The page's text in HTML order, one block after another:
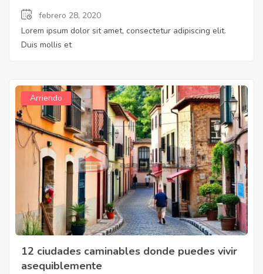
febrero 28, 2020
Lorem ipsum dolor sit amet, consectetur adipiscing elit.
Duis mollis et
Arriendo
12 ciudades caminables donde puedes vivir
asequiblemente